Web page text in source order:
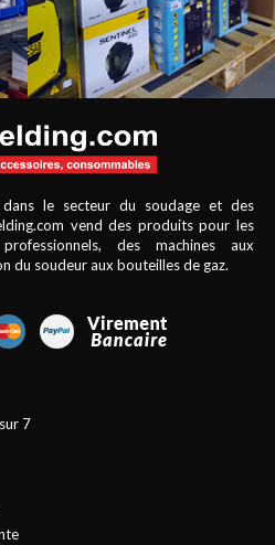
le secteur du soudage et des
vend des produits pour les
des machines aux
du soudeur aux bouteilles de gaz.
7